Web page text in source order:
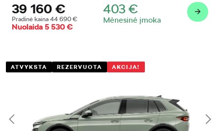
39 160 €
Pradinė kaina 44 690 €
Nuolaida 5 530 €
403 €
Mėnesinė įmoka
ATVYKSTA REZERVUOTA AKCIJA!